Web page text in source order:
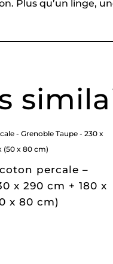
Plus qu’un linge,
percale –
x 290 cm + 180 x
x 80 cm)